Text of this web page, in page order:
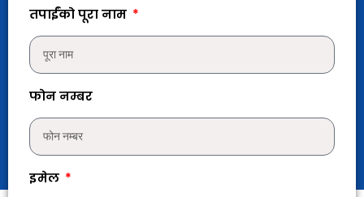
तपाईंको पूरा नाम
फोन नम्बर
इमेल